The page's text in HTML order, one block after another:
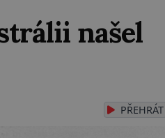
našel
PŘEHRÁT